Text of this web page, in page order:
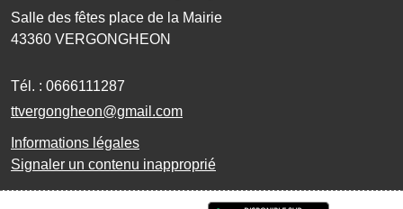
Salle des fêtes place de la Mairie
43360 VERGONGHEON
Tél. : 0666111287
ttvergongheon@gmail.com
Informations légales
Signaler un contenu inapproprié